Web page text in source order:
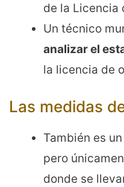
de la Licencia
Un técnico
analizar el
la licencia de
Las medidas
También es
pero
donde se